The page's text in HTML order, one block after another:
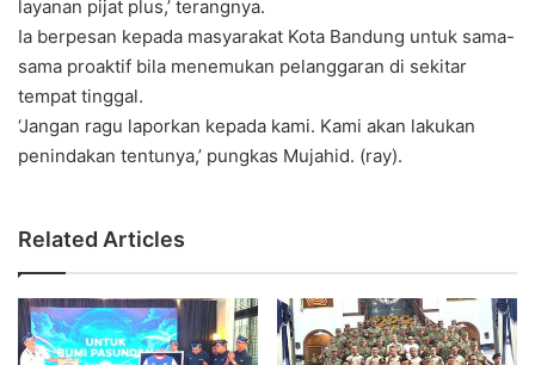
layanan pijat plus,’ terangnya.
Ia berpesan kepada masyarakat Kota Bandung untuk sama-
sama proaktif bila menemukan pelanggaran di sekitar
tempat tinggal.
‘Jangan ragu laporkan kepada kami. Kami akan lakukan
penindakan tentunya,’ pungkas Mujahid. (ray).
Related Articles